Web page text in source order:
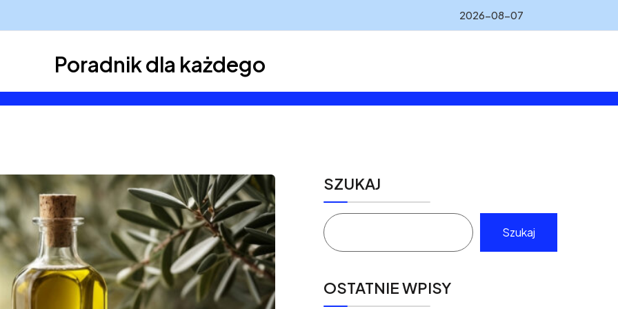
2026-08-07
Poradnik dla każdego
SZUKAJ
Szukaj
OSTATNIE WPISY